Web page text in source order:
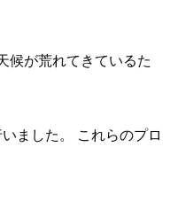
候が荒れてきているた
ました。 これらのプロ